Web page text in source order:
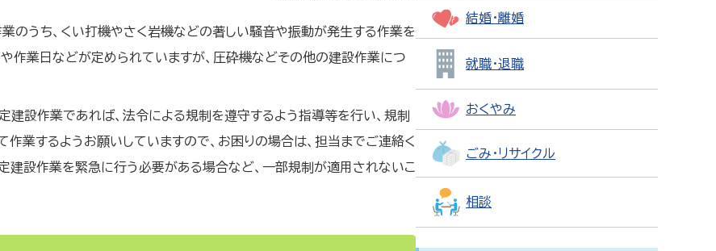
のうち、くい打機やさく岩機などの著しい騒音や振動が発生する作業を
や作業日などが定められていますが、圧砕機などその他の建設作業につ
建設作業であれば、法令による規制を遵守するよう指導等を行い、規制
業するようお願いしていますので、お困りの場合は、担当までご連絡く
建設作業を緊急に行う必要がある場合など、一部規制が適用されないこ
結婚・離婚
就職・退職
おくやみ
ごみ・リサイクル
相談